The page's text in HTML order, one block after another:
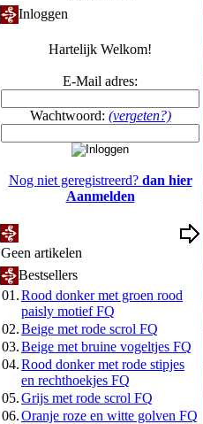
Inloggen
Hartelijk Welkom!
E-Mail adres:
Wachtwoord: (vergeten?)
Nog niet geregistreerd? dan hier
Aanmelden
Geen artikelen
Bestsellers
01.Rood donker met groen rood
paisly motief FQ
02.Beige met rode scrol FQ
03.Beige met bruine vogeltjes FQ
04.Rood donker met rode stipjes
en rechthoekjes FQ
05.Grijs met rode scrol FQ
06.Oranje roze en witte golven FQ